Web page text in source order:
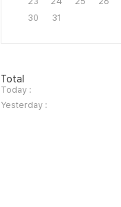
30
31
방
문
자
수
Total
Today :
Yesterday :